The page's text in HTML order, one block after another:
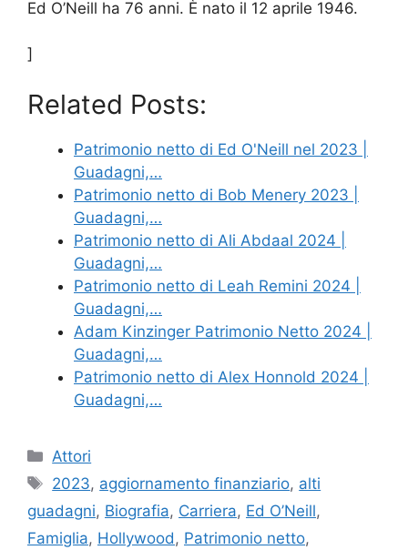
Ed O’Neill ha 76 anni. È nato il 12 aprile 1946.
]
Related Posts:
Patrimonio netto di Ed O'Neill nel 2023 |
Guadagni,…
Patrimonio netto di Bob Menery 2023 |
Guadagni,…
Patrimonio netto di Ali Abdaal 2024 |
Guadagni,…
Patrimonio netto di Leah Remini 2024 |
Guadagni,…
Adam Kinzinger Patrimonio Netto 2024 |
Guadagni,…
Patrimonio netto di Alex Honnold 2024 |
Guadagni,…
Categories
Attori
Tags
2023, aggiornamento finanziario, alti
guadagni, Biografia, Carriera, Ed O’Neill,
Famiglia, Hollywood , Patrimonio netto,